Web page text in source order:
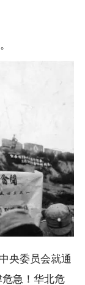
委员会就通
急！华北危